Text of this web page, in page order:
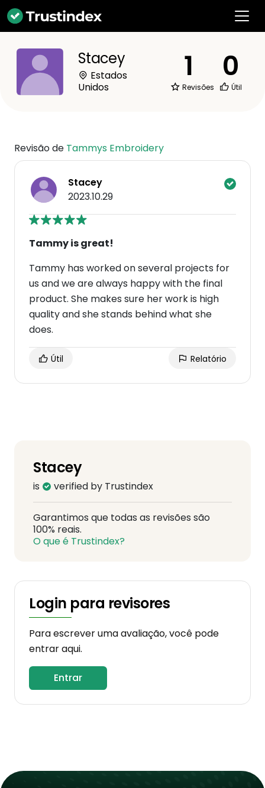
Stacey
Estados
Unidos
1
Revisões
0
Útil
Revisão de Tammys Embroidery
Stacey
2023.10.29
Tammy is great!
Tammy has worked on several projects for
us and we are always happy with the final
product. She makes sure her work is high
quality and she stands behind what she
does.
Útil Relatório
Stacey
is verified by Trustindex
Garantimos que todas as revisões são
100% reais.
O que é Trustindex?
Login para revisores
Para escrever uma avaliação, você pode
entrar aqui.
Entrar